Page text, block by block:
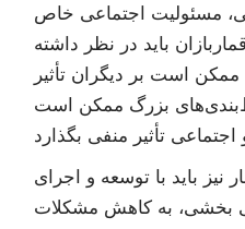
مسئولیت اجتماعی خاص
باید در نظر داشته
ممکن است بر دیگران تأثیر
بزرگ ممکن است
نیز باید با توسعه و اجرای
بخشی، به کاهش مشکلات